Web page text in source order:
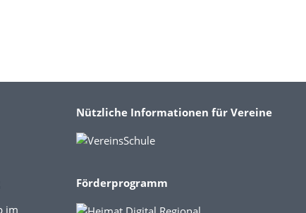
Nützliche Informationen für Vereine
Förderprogramm